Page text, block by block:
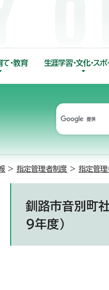
て・教育 生涯学習・文化・スポ
> 指定管理者制度 > 指定管
釧路市音別町
9年度）